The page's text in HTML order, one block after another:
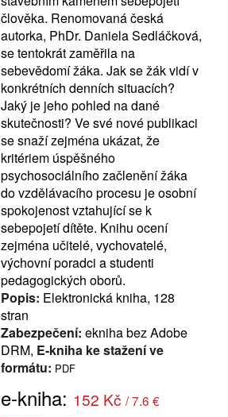
člověka. Renomovaná česká
autorka, PhDr. Daniela Sedláčková,
se tentokrát zaměřila na
sebevědomí žáka. Jak se žák vidí v
konkrétních denních situacích?
Jaký je jeho pohled na dané
skutečnosti? Ve své nové publikaci
se snaží zejména ukázat, že
kritériem úspěšného
psychosociálního začlenění žáka
do vzdělávacího procesu je osobní
spokojenost vztahující se k
sebepojetí dítěte. Knihu ocení
zejména učitelé, vychovatelé,
výchovní poradci a studenti
pedagogických oborů.
Popis: Elektronická kniha, 128
stran
Zabezpečení: ekniha bez Adobe
DRM, E-kniha ke stažení ve
formátu: PDF
e-kniha: 152 Kč / 7.6 €